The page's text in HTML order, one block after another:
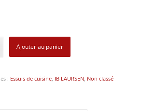
Ajouter au panier
: Essuis de cuisine, IB LAURSEN, Non classé